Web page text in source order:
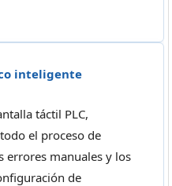
inteligente
táctil PLC,
el proceso de
errores manuales y los
de